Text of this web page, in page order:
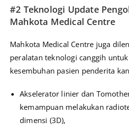
#2 Teknologi Update
Mahkota Medical Centre
Mahkota Medical Centre juga
peralatan teknologi canggih
kesembuhan pasien penderita
Akselerator linier dan
kemampuan melakukan
dimensi (3D),